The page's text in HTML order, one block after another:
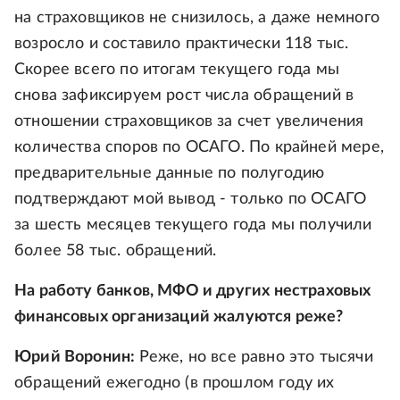
на страховщиков не снизилось, а даже немного
возросло и составило практически 118 тыс.
Скорее всего по итогам текущего года мы
снова зафиксируем рост числа обращений в
отношении страховщиков за счет увеличения
количества споров по ОСАГО. По крайней мере,
предварительные данные по полугодию
подтверждают мой вывод - только по ОСАГО
за шесть месяцев текущего года мы получили
более 58 тыс. обращений.
На работу банков, МФО и других нестраховых
финансовых организаций жалуются реже?
Юрий Воронин: Реже, но все равно это тысячи
обращений ежегодно (в прошлом году их